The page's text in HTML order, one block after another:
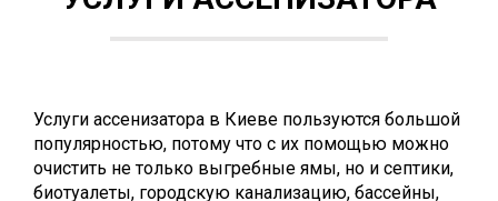
Услуги ассенизатора в Киеве пользуются большой
популярностью, потому что с их помощью можно
очистить не только выгребные ямы, но и септики,
биотуалеты, городскую канализацию, бассейны,